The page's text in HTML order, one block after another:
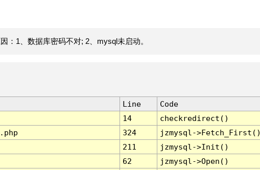
：1、数据库密码不对; 2、mysql未启动。
Line
Code
14
checkredirect()
324
jzmysql-
211
jzmysql->Init()
62
jzmysql->Open()